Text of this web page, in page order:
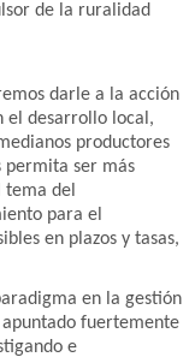
de la ruralidad
darle a la acción
el desarrollo local,
productores
permita ser más
del
para el
en plazos y tasas,
en la gestión
fuertemente
e